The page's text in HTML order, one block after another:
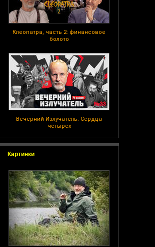
Клеопатра, часть 2: финансовое
болото
Вечерний Излучатель: Сердца
четырех
Картинки